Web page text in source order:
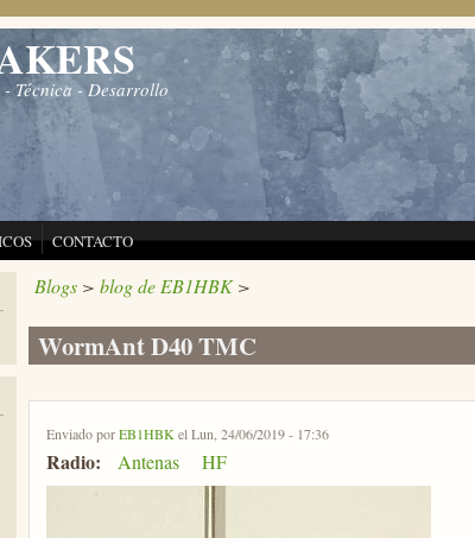
Técnica - Desarrollo
CONTACTO
Blogs> blog de EB1HBK>
WormAnt D40 TMC
Enviado porEB1HBK el Lun, 24/06/2019 - 17:36
Radio: Antenas HF